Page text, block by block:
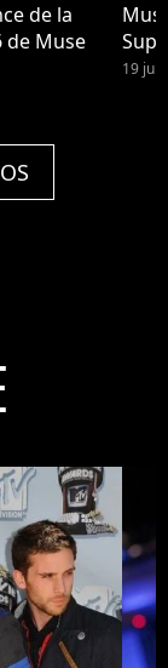
de la
de Muse
19